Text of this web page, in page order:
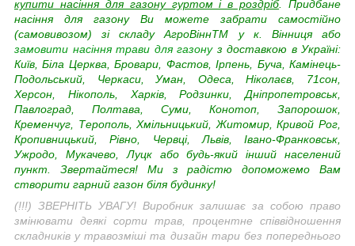
купити насіння для газону гуртом і в роздріб. Придбане
насіння для газону Ви можете забрати самостійно
(самовивозом) зі складу АгроВіннTM у к. Вінниця або
замовити насіння трави для газону з доставкою в Україні:
Київ, Біла Церква, Бровари, Фастов, Ірпень, Буча, Камінець-
Подольський, Черкаси, Уман, Одеса, Ніколаєв, 71сон,
Херсон, Нікополь, Харків, Родзинки, Дніпропетровськ,
Павлоград, Полтава, Суми, Конотоп, Запорошок,
Кременчуг, Терополь, Хмільницький, Житомир, Кривой Рог,
Кропивницький, Рівно, Червці, Львів, Івано-Франковськ,
Ужродо, Мукачево, Луцк або будь-який інший населений
пункт. Звертайтеся! Ми з радістю допоможемо Вам
створити гарний газон біля будинку!
(!!!) ЗВЕРНІТЬ УВАГУ! Виробник залишає за собою право
змінювати деякі сорти трав, процентне співвідношення
складників у травозміші та дизайн тари без попереднього